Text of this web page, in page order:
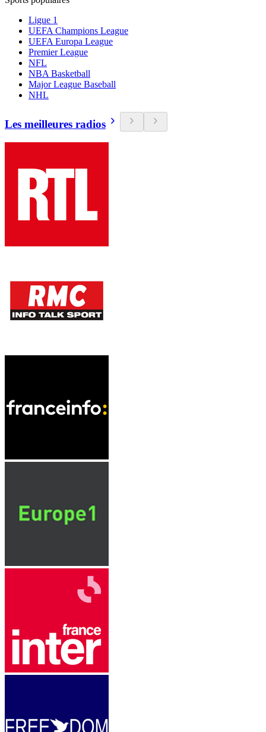
Ligue 1
UEFA Champions League
UEFA Europa League
Premier League
NFL
NBA Basketball
Major League Baseball
NHL
Les meilleures radios